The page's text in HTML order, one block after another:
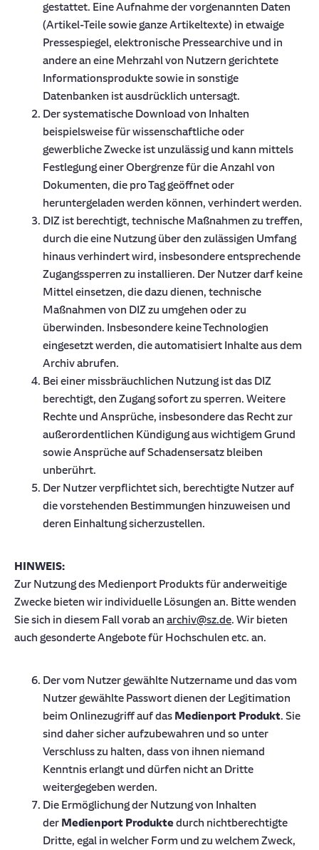
gestattet. Eine Aufnahme der vorgenannten Daten
(Artikel-Teile sowie ganze Artikeltexte) in etwaige
Pressespiegel, elektronische Pressearchive und in
andere an eine Mehrzahl von Nutzern gerichtete
Informationsprodukte sowie in sonstige
Datenbanken ist ausdrücklich untersagt.
Der systematische Download von Inhalten
beispielsweise für wissenschaftliche oder
gewerbliche Zwecke ist unzulässig und kann mittels
Festlegung einer Obergrenze für die Anzahl von
Dokumenten, die pro Tag geöffnet oder
heruntergeladen werden können, verhindert werden.
DIZ ist berechtigt, technische Maßnahmen zu treffen,
durch die eine Nutzung über den zulässigen Umfang
hinaus verhindert wird, insbesondere entsprechende
Zugangssperren zu installieren. Der Nutzer darf keine
Mittel einsetzen, die dazu dienen, technische
Maßnahmen von DIZ zu umgehen oder zu
überwinden. Insbesondere keine Technologien
eingesetzt werden, die automatisiert Inhalte aus dem
Archiv abrufen.
Bei einer missbräuchlichen Nutzung ist das DIZ
berechtigt, den Zugang sofort zu sperren. Weitere
Rechte und Ansprüche, insbesondere das Recht zur
außerordentlichen Kündigung aus wichtigem Grund
sowie Ansprüche auf Schadensersatz bleiben
unberührt.
Der Nutzer verpflichtet sich, berechtigte Nutzer auf
die vorstehenden Bestimmungen hinzuweisen und
deren Einhaltung sicherzustellen.
HINWEIS:
Zur Nutzung des Medienport Produkts für anderweitige
Zwecke bieten wir individuelle Lösungen an. Bitte wenden
Sie sich in diesem Fall vorab an archiv@sz.de. Wir bieten
auch gesonderte Angebote für Hochschulen etc. an.
Der vom Nutzer gewählte Nutzername und das vom
Nutzer gewählte Passwort dienen der Legitimation
beim Onlinezugriff auf das Medienport Produkt. Sie
sind daher sicher aufzubewahren und so unter
Verschluss zu halten, dass von ihnen niemand
Kenntnis erlangt und dürfen nicht an Dritte
weitergegeben werden.
Die Ermöglichung der Nutzung von Inhalten
der Medienport Produkte durch nichtberechtigte
Dritte, egal in welcher Form und zu welchem Zweck,